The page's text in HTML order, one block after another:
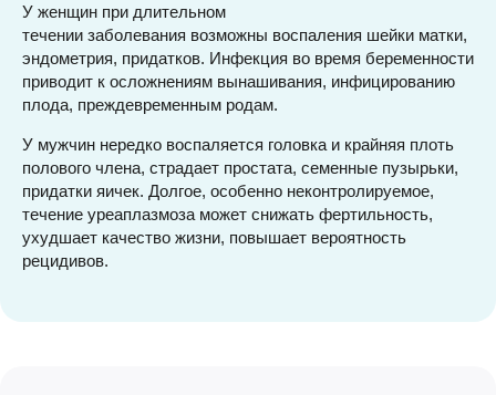
У женщин при длительном
течении заболевания возможны воспаления шейки матки,
эндометрия, придатков. Инфекция во время беременности
приводит к осложнениям вынашивания, инфицированию
плода, преждевременным родам.
У мужчин нередко воспаляется головка и крайняя плоть
полового члена, страдает простата, семенные пузырьки,
придатки яичек. Долгое, особенно неконтролируемое,
течение уреаплазмоза может снижать фертильность,
ухудшает качество жизни, повышает вероятность
рецидивов.